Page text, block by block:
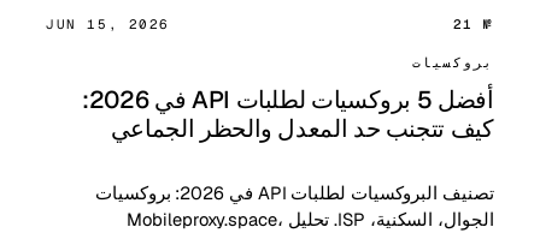
№ 21
JUN 15, 2026
بروكسيات
أفضل 5 بروكسيات لطلبات API في 2026:
كيف تتجنب حد المعدل والحظر الجماعي
تصنيف البروكسيات لطلبات API في 2026: بروكسيات
الجوال، السكنية، ISP. تحليل Mobileproxy.space،